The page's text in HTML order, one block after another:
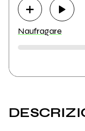
Naufragare